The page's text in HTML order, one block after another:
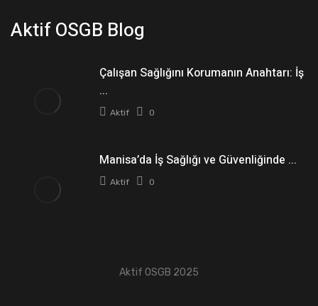
Aktif OSGB Blog
Çalışan Sağlığını Korumanın Anahtarı: İş
...
Aktif 0
Manisa’da İş Sağlığı ve Güvenliğinde ...
Aktif 0
Aktif OSGB 2025